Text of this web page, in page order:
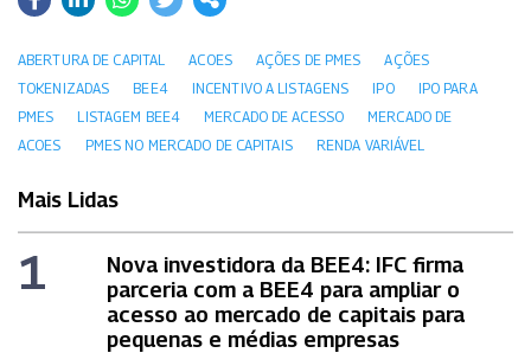
ABERTURA DE CAPITAL ACOES AÇÕES DE PMES
AÇÕES
TOKENIZADAS
BEE4 INCENTIVO A LISTAGENS IPO
IPO PARA
PMES
LISTAGEM BEE4 MERCADO DE ACESSO
MERCADO DE
ACOES
PMES NO MERCADO DE CAPITAIS RENDA VARIÁVEL
Mais Lidas
1
Nova investidora da BEE4: IFC firma
parceria com a BEE4 para ampliar o
acesso ao mercado de capitais para
pequenas e médias empresas